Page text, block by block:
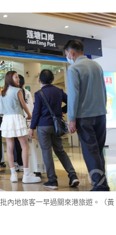
內地旅客一早過關來港旅遊。（黃